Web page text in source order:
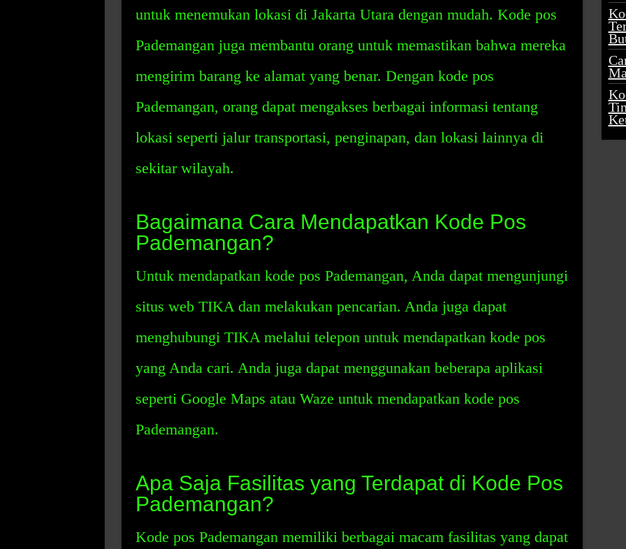
untuk menemukan lokasi di Jakarta Utara dengan mudah. Kode pos
Pademangan juga membantu orang untuk memastikan bahwa mereka
mengirim barang ke alamat yang benar. Dengan kode pos
Pademangan, orang dapat mengakses berbagai informasi tentang
lokasi seperti jalur transportasi, penginapan, dan lokasi lainnya di
sekitar wilayah.
Bagaimana Cara Mendapatkan Kode Pos
Pademangan?
Untuk mendapatkan kode pos Pademangan, Anda dapat mengunjungi
situs web TIKA dan melakukan pencarian. Anda juga dapat
menghubungi TIKA melalui telepon untuk mendapatkan kode pos
yang Anda cari. Anda juga dapat menggunakan beberapa aplikasi
seperti Google Maps atau Waze untuk mendapatkan kode pos
Pademangan.
Apa Saja Fasilitas yang Terdapat di Kode Pos
Pademangan?
Kode pos Pademangan memiliki berbagai macam fasilitas yang dapat